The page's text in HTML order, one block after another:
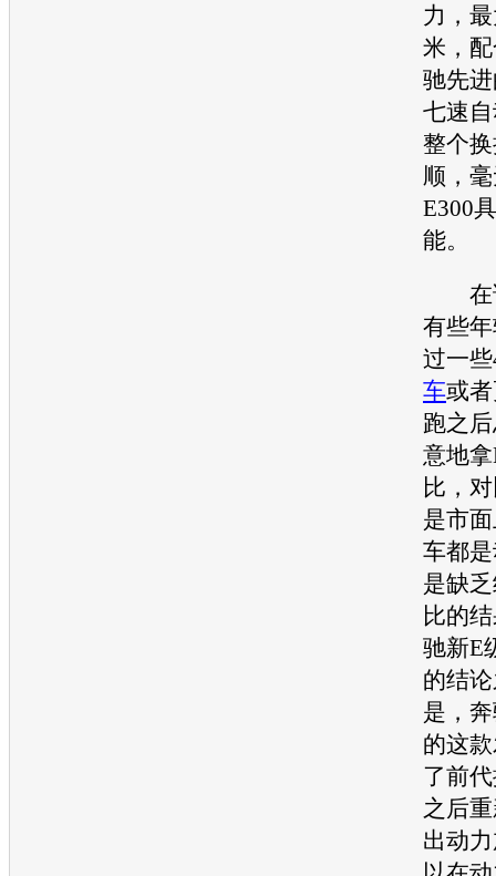
力，
米，
驰先
七速
整个
顺，
E300
能。
在
有些
过一
车或
跑之
意地
比，
是市
车都
是缺
比的
驰新E
的结
是，
的这款
了前
之后
出动